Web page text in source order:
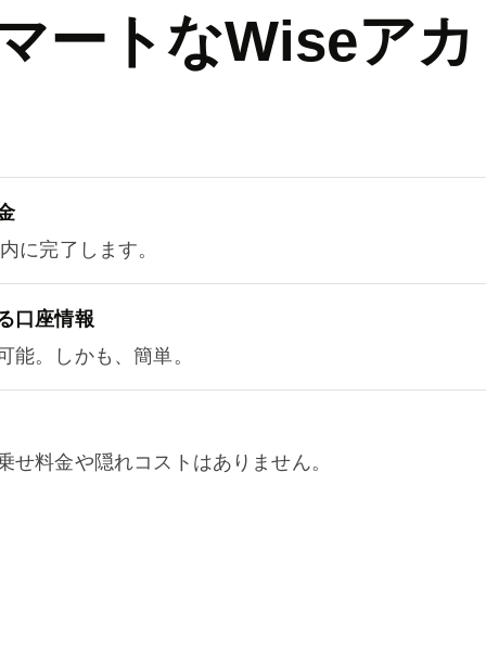
ートなWiseアカ
に完了します。
口座情報
能。しかも、簡単。
せ料金や隠れコストはありません。